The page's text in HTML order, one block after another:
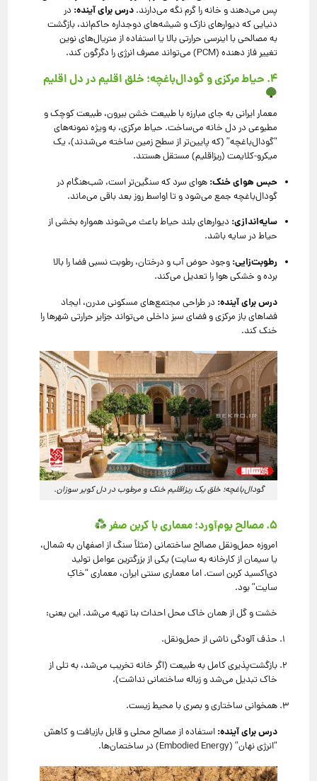
پس می‌دهند و خانه را گرم نگه می‌دارند.درس برای آینده: در
دنیایی که دیوارهای نازک و شیشه‌های دوجداره حاکم‌اند، بازگشت
به مصالحی با اینرسی حرارتی بالا یا استفاده از متریال‌های نوین
تغییر فاز دهنده (PCM) می‌تواند مصرف انرژی را دگرگون کند.
۴. حیاط مرکزی و گودال‌باغچه؛ خلق اقلیم در دل اقلیم
معمار ایرانی به جای مبارزه با طبیعت خشن بیرون، طبیعت کوچک و
مطبوعی در دل خانه می‌ساخت. حیاط مرکزی، به ویژه نمونه‌های
“گودال‌باغچه” (که پایین‌تر از سطح زمین ساخته می‌شدند)، یک
میکرو-کلایمت (ریزاقلیم) مستقل هستند.
حبس هوای خنک: هوای سرد که سنگین‌تر است، شب‌هنگام در
گودال‌باغچه جمع می‌شود و تا اواسط روز بعد باقی می‌ماند.
سایه‌اندازی: دیوارهای بلند حیاط باعث می‌شوند همواره بخشی از
حیاط در سایه باشد.
رطوبت‌زایی: وجود حوض آب و درختان، رطوبت نسبی فضا را بالا
برده و خشکی هوا را تعدیل می‌کند.
درس برای آینده: در طراحی مجتمع‌های مسکونی مدرن، ایجاد
فضاهای باز مرکزی و فضای سبز داخلی می‌تواند جزایر حرارتی شهرها را
خنک کند.
گودال‌باغچه؛ خلق یک ریزاقلیم خنک و مرطوب در دل کویر سوزان.
۵. مصالح بوم‌آورد؛ معماری با کربن صفر
امروزه حمل‌ونقل مصالح ساختمانی (مثلاً سنگ از اصفهان به شمال،
یا سیمان از کارخانه به سایت) یکی از بزرگترین عوامل تولید
دی‌اکسید کربن است. اما معماری سنتی ایران، معماری “خاکِ
سایت” بود.
خشت و گل از همان خاک محل احداث بنا تهیه می‌شد. این یعنی:
حذف آلودگی ناشی از حمل‌ونقل.
بازگشت‌پذیری کامل به طبیعت (اگر خانه تخریب می‌شد، به تلی از
خاک تبدیل می‌شد و زباله ساختمانی نداشت).
همخوانی ساختاری و بصری با محیط زیست.
درس برای آینده: استفاده از مصالح محلی و قابل بازیافت و کاهش
“انرژی نهان” (Embodied Energy) در ساختمان‌ها.